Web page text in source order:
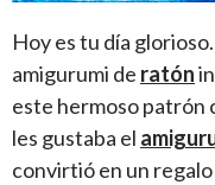
Hoy es tu día
amigurumi de ratón
este hermoso patrón
les gustaba el
convirtió en un